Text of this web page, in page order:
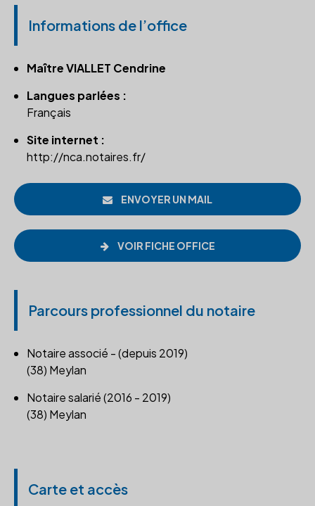
Informations de l’office
Maître VIALLET Cendrine
Langues parlées :
Français
Site internet :
http://nca.notaires.fr/
ENVOYER UN MAIL
VOIR FICHE OFFICE
Parcours professionnel du notaire
Notaire associé - (depuis 2019)
(38) Meylan
Notaire salarié (2016 - 2019)
(38) Meylan
Carte et accès